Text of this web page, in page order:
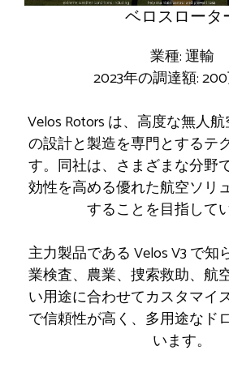
ベロスロータ
業種: 運輸
2023年の調達額:
Velos Rotors は、高度な無人
の設計と製造を専門とするテ
す。同社は、さまざまな分野
効性を高める優れた航空ソリ
することを目指して
主力製品である Velos V3 で知
業検査、農業、捜索救助、航
い用途に合わせてカスタマイ
で信頼性が高く、多用途なド
います。